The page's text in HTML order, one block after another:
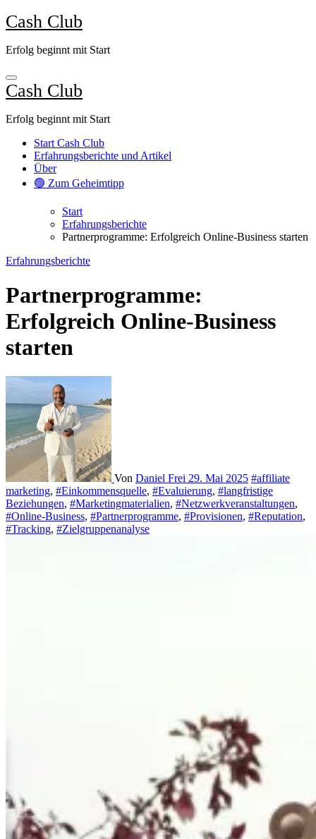
Zum
Inhalt
Cash Club
Erfolg beginnt mit Start
Cash Club
Erfolg beginnt mit Start
Start Cash Club
Erfahrungsberichte und Artikel
Über
🟢 Zum Geheimtipp
Start
Erfahrungsberichte
Partnerprogramme: Erfolgreich Online-Business starten
Erfahrungsberichte
Partnerprogramme:
Erfolgreich Online-Business
starten
Von Daniel Frei 29. Mai 2025 #affiliate
marketing, #Einkommensquelle, #Evaluierung, #langfristige
Beziehungen, #Marketingmaterialien, #Netzwerkveranstaltungen,
#Online-Business, #Partnerprogramme, #Provisionen, #Reputation,
#Tracking, #Zielgruppenanalyse